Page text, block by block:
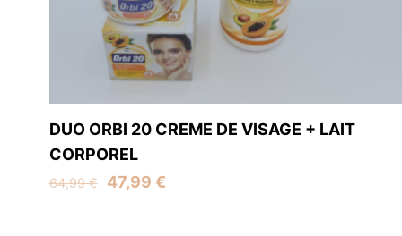
Name
DUO ORBI 20 CREME DE VISAGE + LAIT
CORPOREL
64,99€
Original
47,99 €Current